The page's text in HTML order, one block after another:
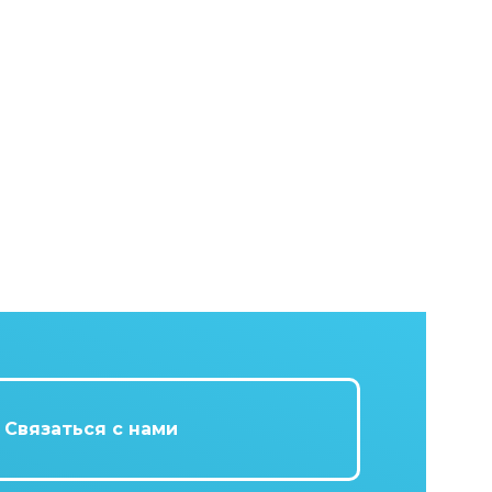
Связаться с нами